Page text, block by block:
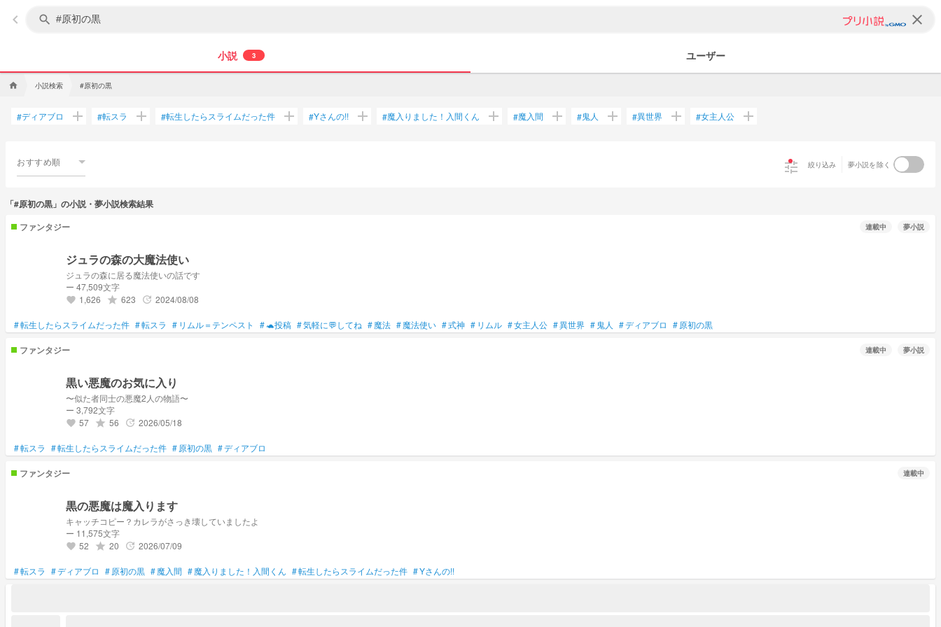
keyboard_arrow_left search clear
小説 3 ユーザー
home 小説検索 #原初の黒
#ディアブロ add #転スラ add #転生したらスライムだった件 add #Yさんの!! add #魔入りました！入間くん add #魔入間 add #鬼人 add #異世界 add #女主人公 add
おすすめ順 tune 絞り込み 夢小説を除く
「#原初の黒」の小説・夢小説検索結果
ファンタジー
連載中 夢小説
ジュラの森の大魔法使い
ジュラの森に居る魔法使いの話です
ー 47,509文字
favorite 1,626 grade 623 update 2024/08/08
#転生したらスライムだった件 #転スラ # リムル＝テンペスト #🐢投稿 #気軽に💬してね #魔法 #魔法使い #式神 # リムル #女主人公 #異世界 # 鬼人 #ディアブロ #原初の黒
ファンタジー 連載中 夢小説
黒い悪魔のお気に入り
〜似た者同士の悪魔2人の物語〜
ー 3,792文字
favorite 57 grade 56 update 2026/05/18
#転スラ #転生したらスライムだった件 #原初の黒 #ディアブロ
ファンタジー 連載中
黒の悪魔は魔入ります
キャッチコピー？カレラがさっき壊していましたよ
ー 11,575文字
favorite 52 grade 20 update 2026/07/09
#転スラ #ディアブロ #原初の黒 #魔入間 #魔入りました！入間くん #転生したらスライムだった件 #Yさんの!!